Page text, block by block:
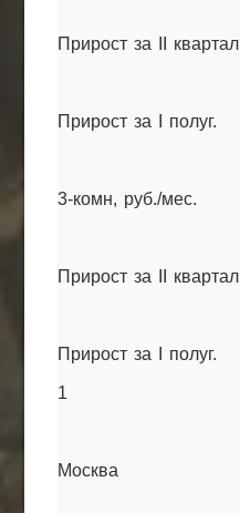
Прирост за II квартал
Прирост за I полуг.
3-комн, руб./мес.
Прирост за II квартал
Прирост за I полуг.
1
Москва